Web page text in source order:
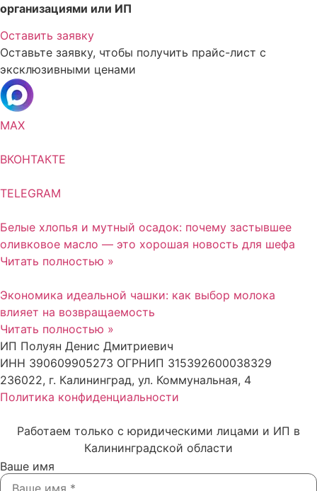
организациями или ИП
Оставить заявку
Оставьте заявку, чтобы получить прайс-лист с
эксклюзивными ценами
MAX
ВКОНТАКТЕ
TELEGRAM
Белые хлопья и мутный осадок: почему застывшее
оливковое масло — это хорошая новость для шефа
Читать полностью »
Экономика идеальной чашки: как выбор молока
влияет на возвращаемость
Читать полностью »
ИП Полуян Денис Дмитриевич
ИНН 390609905273 ОГРНИП 315392600038329
236022, г. Калининград, ул. Коммунальная, 4
Политика конфиденциальности
Работаем только с юридическими лицами и ИП в
Калининградской области
Ваше имя